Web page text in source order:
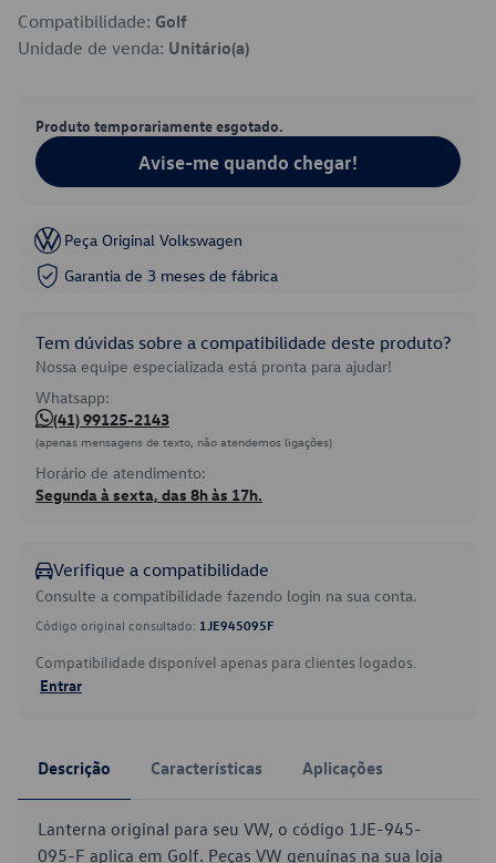
Compatibilidade: Golf
Unidade de venda: Unitário(a)
Produto temporariamente esgotado.
Avise-me quando chegar!
Peça Original Volkswagen
Garantia de 3 meses de fábrica
Tem dúvidas sobre a compatibilidade deste produto?
Nossa equipe especializada está pronta para ajudar!
Whatsapp:
(41) 99125-2143
(apenas mensagens de texto, não atendemos ligações)
Horário de atendimento:
Segunda à sexta, das 8h às 17h.
Verifique a compatibilidade
Consulte a compatibilidade fazendo login na sua conta.
Código original consultado: 1JE945095F
Compatibilidade disponível apenas para clientes logados.
Entrar
Descrição Características Aplicações
Lanterna original para seu VW, o código 1JE-945-
095-F aplica em Golf. Peças VW genuínas na sua loja